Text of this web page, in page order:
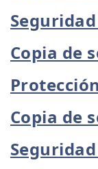
Copia de
Copia de